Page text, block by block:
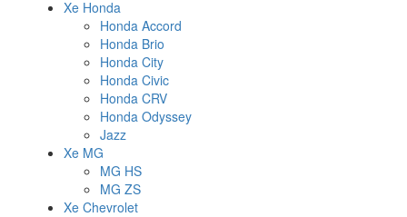
Xe Honda
Honda Accord
Honda Brio
Honda City
Honda Civic
Honda CRV
Honda Odyssey
Jazz
Xe MG
MG HS
MG ZS
Xe Chevrolet